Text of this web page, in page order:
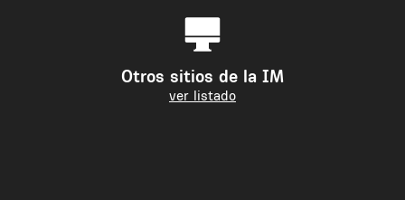
Otros sitios de la IM
ver listado